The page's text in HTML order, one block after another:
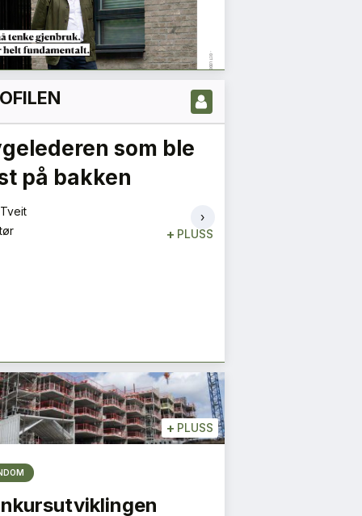
NYESTE UTGIVELSE
+ PLUSS
som ble
på bakken
›
+ PLUSS